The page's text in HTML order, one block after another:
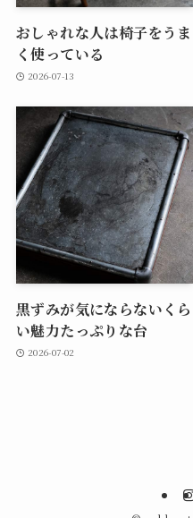
おしゃれな人は椅子をうま
く使っている
2026-07-13
黒ずみが気にならないくら
い魅力たっぷりな台
2026-07-02